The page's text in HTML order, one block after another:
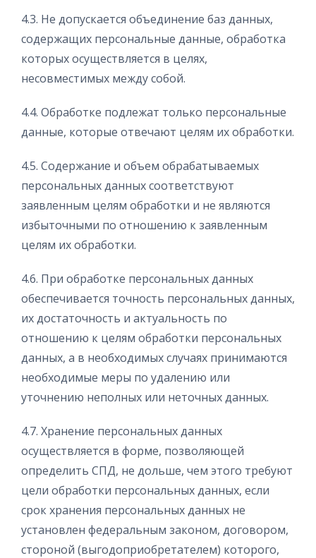
4.3. Не допускается объединение баз данных,
содержащих персональные данные, обработка
которых осуществляется в целях,
несовместимых между собой.
4.4. Обработке подлежат только персональные
данные, которые отвечают целям их обработки.
4.5. Содержание и объем обрабатываемых
персональных данных соответствуют
заявленным целям обработки и не являются
избыточными по отношению к заявленным
целям их обработки.
4.6. При обработке персональных данных
обеспечивается точность персональных данных,
их достаточность и актуальность по
отношению к целям обработки персональных
данных, а в необходимых случаях принимаются
необходимые меры по удалению или
уточнению неполных или неточных данных.
4.7. Хранение персональных данных
осуществляется в форме, позволяющей
определить СПД, не дольше, чем этого требуют
цели обработки персональных данных, если
срок хранения персональных данных не
установлен федеральным законом, договором,
стороной (выгодоприобретателем) которого,